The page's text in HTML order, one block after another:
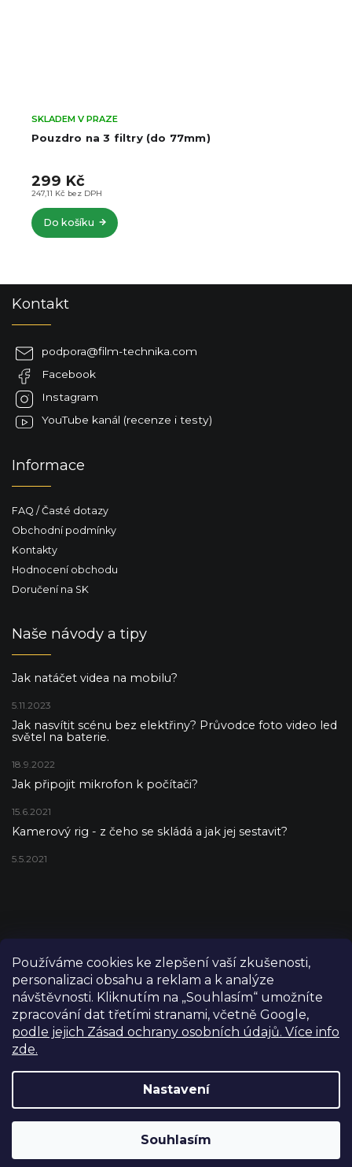
Používáme cookies ke zlepšení vaší zkušenosti,
personalizaci obsahu a reklam a k analýze
návštěvnosti. Kliknutím na „Souhlasím“ umožníte
zpracování dat třetími stranami, včetně Google,
podle jejich Zásad ochrany osobních údajů. Více info
zde.
Nastavení
Souhlasím
Výdejní sklad Praha: PO–PÁ 8:00–16:00. Při objednání a
Pouzdro na 3 filtry (do 77mm)
SKLADEM V PRAZE
247,11 Kč bez DPH
299 Kč
Do košíku
Kontakt
podpora@film-technika.com
Facebook
Instagram
YouTube kanál (recenze i testy)
Informace
FAQ / Časté dotazy
Obchodní podmínky
Kontakty
Hodnocení obchodu
Doručení na SK
Naše návody a tipy
Jak natáčet videa na mobilu?
5.11.2023
Jak nasvítit scénu bez elektřiny? Průvodce foto video led
světel na baterie.
18.9.2022
Jak připojit mikrofon k počítači?
15.6.2021
Kamerový rig - z čeho se skládá a jak jej sestavit?
5.5.2021
Vytvořil Shoptet
Copyright 2026FILM-TECHNIKA. Všechna práva vyhrazena.